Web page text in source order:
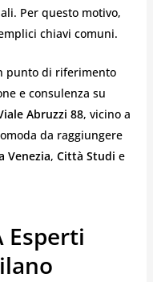
Per questo motivo,
chiavi comuni.
punto di riferimento
e consulenza su
Abruzzi 88, vicino a
da raggiungere
Venezia, Città Studi e
Esperti